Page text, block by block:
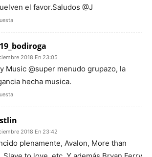
el favor.Saludos @J
2018 En 23:05
Music @super menudo grupazo, la
hecha musica.
2018 En 23:42
plenamente, Avalon, More than